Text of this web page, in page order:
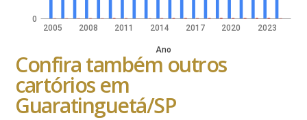
2005 2008 2011 2014 2017 2020 2023
Ano
0
Confira também outros
cartórios em
Guaratinguetá/SP